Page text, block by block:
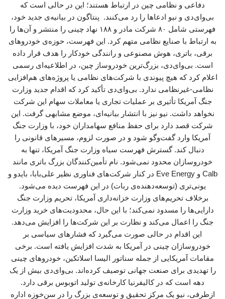
دفاعی و نظامی چین در ارتباط هستند؛ این در حالی است که
بی‌وای‌دی و نیو ادعاها را رد می‌کنند. پنتاگون در بیانیه‌ی جدید خود،
فهرستی شامل ۸۰ شرکت مادر و ۱۸۸ نهاد چینی را منتشر و آن‌ها را
به ارتباط با صنایع نظامی متهم کرد. این فهرست، حوزه‌ی خودروهای
برقی، باتری، هوش مصنوعی و رانندگی خودکار را هدف قرار داده
است. بی‌وای‌دی، بزرگ‌ترین خودروساز چین، در اطلاعیه‌ای رسمی
اعلام کرد که هیچ پیوندی با شرکت‌های نظامی یا پروژه‌های هم‌افزایی
نظامی-غیرنظامی ندارد. بی‌وای‌دی تأکید کرد که اقدام جدید وزارت
جنگ آمریکا تأثیری بر عملیات تجاری یا معاملات سهام این شرکت
نخواهد داشت. نیو نیز با انتشار بیانیه‌ای، موضع مشابهی گرفت. این
شرکت قصد دارد برای حفظ منافع سهامداران خود، با وزارت جنگ
آمریکا وارد گفت‌وگو شود و در صورت لزوم، مسیرهای قانونی را
دنبال کند. گسترش فهرست سیاه وزارت جنگ آمریکا، تنها به
خودروسازان محدود نمی‌شود. نام تأمین‌کنندگان بزرگ باتری مانند
Calb و Eve Energy در کنار شرکت‌های فناوری نظیر علی‌بابا، بایدو و
یونی‌تری (توسعه‌دهنده‌ی ربات) در این فهرست دیده می‌شود.
برخلاف تحریم‌های وزارت خزانه‌داری آمریکا، تحریم وزارت جنگ
دارایی‌ها را مسدود نمی‌کند؛ با این حال، محدودیت‌های خرید وزارت
جنگ را اعمال می‌کند و نظارت بر این شرکت‌ها را افزایش می‌دهد.
این اقدام در حالی صورت می‌گیرد که فشارهای سیاسی بر
خودروسازان چینی در آمریکا به شدت افزایش یافته است. برخی
مقامات آمریکایی از جمله سناتور الیسا اسلاتکین، خودروهای چینی
را تهدیدی برای صنعت جهانی توصیف کرده‌اند. بی‌وای‌دی بیش از یک
دهه است که در کالیفرنیا کارخانه‌ی تولید اتوبوس برقی دارد.
ازطرفی، نیو یک مرکز تحقیق و توسعه‌ی بزرگ را در سن‌خوزه اداره